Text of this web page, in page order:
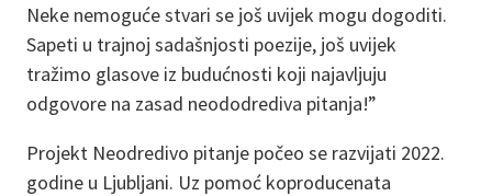
Neke nemoguće stvari se još uvijek mogu dogoditi.
Sapeti u trajnoj sadašnjosti poezije, još uvijek
tražimo glasove iz budućnosti koji najavljuju
odgovore na zasad neododrediva pitanja!”
Projekt Neodredivo pitanje počeo se razvijati 2022.
godine u Ljubljani. Uz pomoć koproducenata